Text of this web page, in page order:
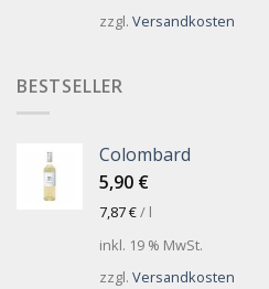
zzgl. Versandkosten
BESTSELLER
Colombard
5,90 €
7,87€/ l
inkl. 19 % MwSt.
zzgl. Versandkosten